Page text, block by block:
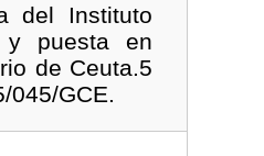
del Instituto
y puesta en
de Ceuta.5
045/GCE.